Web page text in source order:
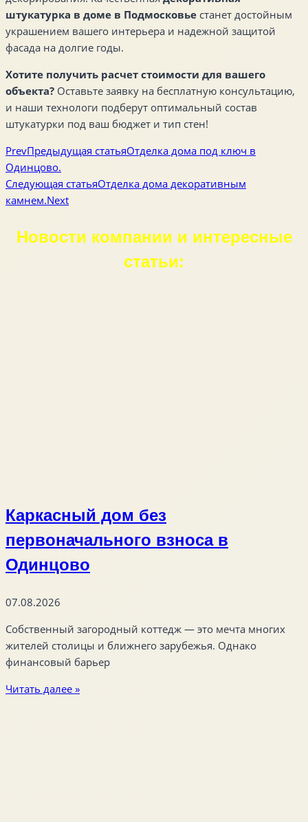
штукатурка в доме в Подмосковье станет достойным
украшением вашего интерьера и надежной защитой
фасада на долгие годы.
Хотите получить расчет стоимости для вашего
объекта? Оставьте заявку на бесплатную консультацию,
и наши технологи подберут оптимальный состав
штукатурки под ваш бюджет и тип стен!
PrevПредыдущая статьяОтделка дома под ключ в
Одинцово.
Следующая статьяОтделка дома декоративным
камнем.Next
Новости компании и интересные
статьи:
Каркасный дом без
первоначального взноса в
Одинцово
07.08.2026
Собственный загородный коттедж — это мечта многих
жителей столицы и ближнего зарубежья. Однако
финансовый барьер
Читать далее »